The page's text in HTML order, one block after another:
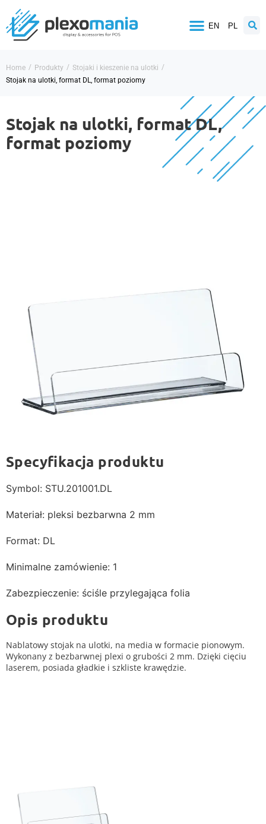
EN PL
Home / Produkty / Stojaki i kieszenie na ulotki /
Stojak na ulotki, format DL, format poziomy
Stojak na ulotki, format DL,
format poziomy
Specyfikacja produktu
Symbol: STU.201001.DL
Materiał: pleksi bezbarwna 2 mm
Format: DL
Minimalne zamówienie: 1
Zabezpieczenie: ściśle przylegająca folia
Opis produktu
Nablatowy stojak na ulotki, na media w formacie pionowym.
Wykonany z bezbarwnej plexi o grubości 2 mm. Dzięki cięciu
laserem, posiada gładkie i szkliste krawędzie.